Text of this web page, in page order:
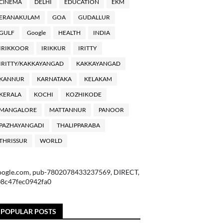
DELHI EDUCATION EKM
GOA GUDALLUR
Google HEALTH INDIA
IRIKKUR IRITTY
KAKKAYANGAD KAKKAYANGAD
KARNATAKA KELAKAM
KOCHI KOZHIKODE
MATTANNUR PANOOR
THALIPPARABA
WORLD
pub-7802078433237569, DIRECT,
POPULAR POSTS